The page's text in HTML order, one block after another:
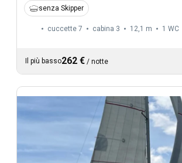
senza Skipper
cuccette 7 cabina 3 12,1 m 1 WC
Il più basso262 € / notte